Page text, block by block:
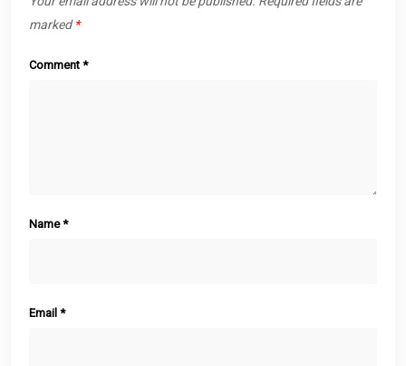
marked*
Comment *
Name*
Email *